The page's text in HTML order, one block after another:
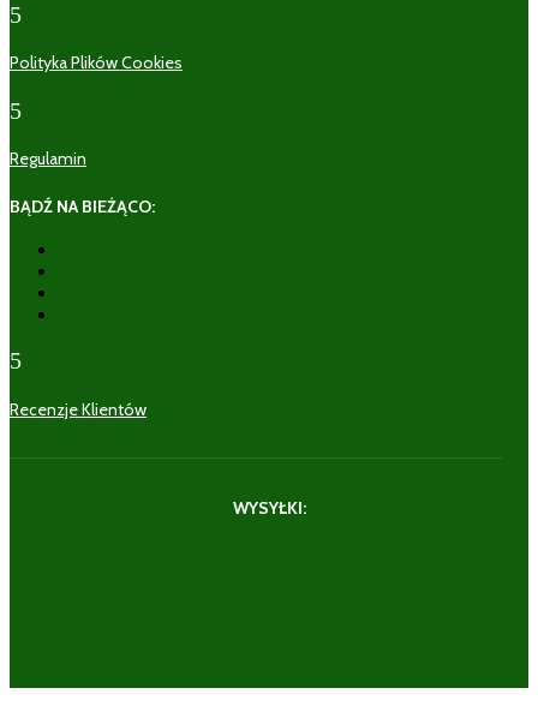
5
Polityka Plików Cookies
5
Regulamin
BĄDŹ NA BIEŻĄCO:
5
Recenzje Klientów
WYSYŁKI: